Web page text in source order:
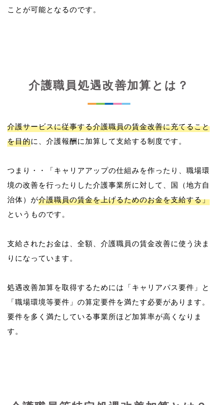
介護職員処遇改善加算とは？
介護サービスに従事する介護職員の賃金改善に充てること
を目的に、介護報酬に加算して支給する制度です。
つまり・・「キャリアアップの仕組みを作ったり、職場環
境の改善を行ったりした介護事業所に対して、国（地方自
治体）が介護職員の賃金を上げるためのお金を支給する」
というものです。
支給されたお金は、全額、介護職員の賃金改善に使う決ま
りになっています。
処遇改善加算を取得するためには「キャリアパス要件」と
「職場環境等要件」の算定要件を満たす必要があります。
要件を多く満たしている事業所ほど加算率が高くなりま
す。